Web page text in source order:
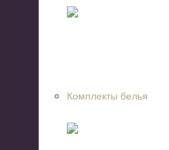
Комплекты белья